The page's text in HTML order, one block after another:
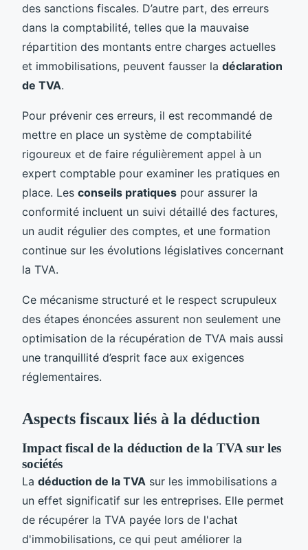
des sanctions fiscales. D’autre part, des erreurs
dans la comptabilité, telles que la mauvaise
répartition des montants entre charges actuelles
et immobilisations, peuvent fausser la déclaration
de TVA.
Pour prévenir ces erreurs, il est recommandé de
mettre en place un système de comptabilité
rigoureux et de faire régulièrement appel à un
expert comptable pour examiner les pratiques en
place. Les conseils pratiques pour assurer la
conformité incluent un suivi détaillé des factures,
un audit régulier des comptes, et une formation
continue sur les évolutions législatives concernant
la TVA.
Ce mécanisme structuré et le respect scrupuleux
des étapes énoncées assurent non seulement une
optimisation de la récupération de TVA mais aussi
une tranquillité d’esprit face aux exigences
réglementaires.
Aspects fiscaux liés à la déduction
Impact fiscal de la déduction de la TVA sur les
sociétés
La déduction de la TVA sur les immobilisations a
un effet significatif sur les entreprises. Elle permet
de récupérer la TVA payée lors de l'achat
d'immobilisations, ce qui peut améliorer la